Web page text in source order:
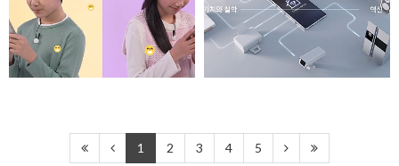
1 2 3 4 5